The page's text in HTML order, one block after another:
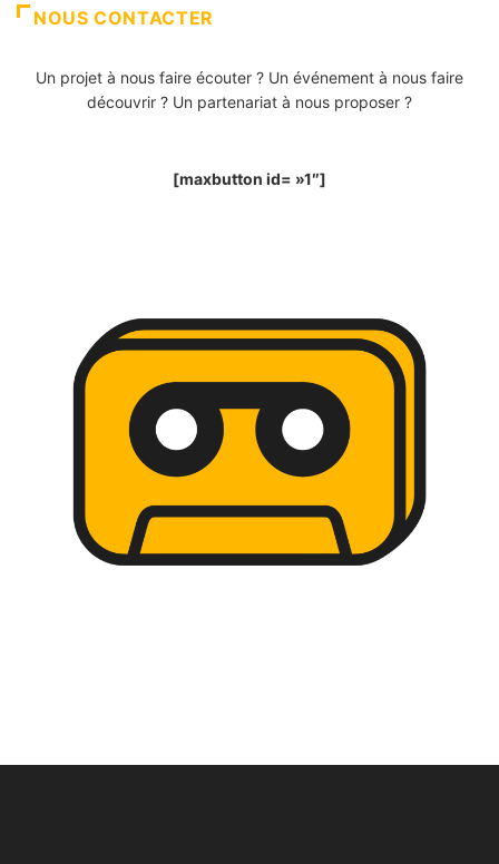
NOUS CONTACTER
Un projet à nous faire écouter ? Un événement à nous faire
découvrir ? Un partenariat à nous proposer ?
[maxbutton id= »1″]